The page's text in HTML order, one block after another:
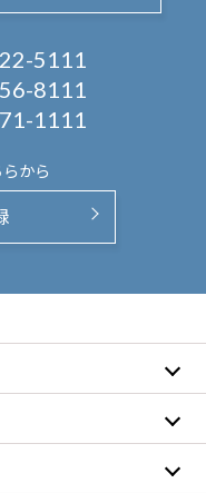
5111
8111
1111
らから